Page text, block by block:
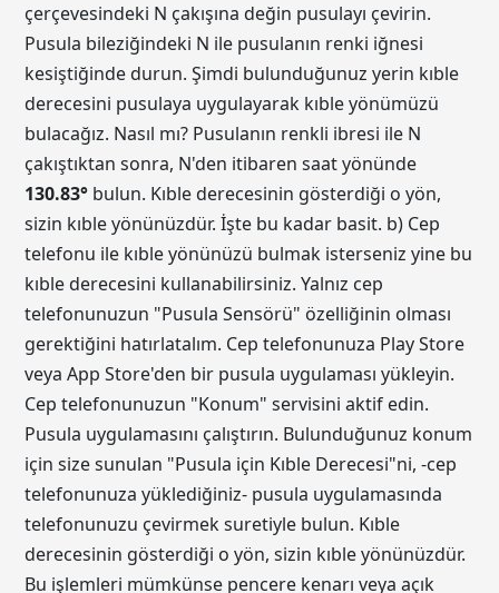
çerçevesindeki N çakışına değin pusulayı çevirin.
Pusula bileziğindeki N ile pusulanın renki iğnesi
kesiştiğinde durun. Şimdi bulunduğunuz yerin kıble
derecesini pusulaya uygulayarak kıble yönümüzü
bulacağız. Nasıl mı? Pusulanın renkli ibresi ile N
çakıştıktan sonra, N'den itibaren saat yönünde
130.83° bulun. Kıble derecesinin gösterdiği o yön,
sizin kıble yönünüzdür. İşte bu kadar basit. b) Cep
telefonu ile kıble yönünüzü bulmak isterseniz yine bu
kıble derecesini kullanabilirsiniz. Yalnız cep
telefonunuzun "Pusula Sensörü" özelliğinin olması
gerektiğini hatırlatalım. Cep telefonunuza Play Store
veya App Store'den bir pusula uygulaması yükleyin.
Cep telefonunuzun "Konum" servisini aktif edin.
Pusula uygulamasını çalıştırın. Bulunduğunuz konum
için size sunulan "Pusula için Kıble Derecesi"ni, -cep
telefonunuza yüklediğiniz- pusula uygulamasında
telefonunuzu çevirmek suretiyle bulun. Kıble
derecesinin gösterdiği o yön, sizin kıble yönünüzdür.
Bu işlemleri mümkünse pencere kenarı veya açık